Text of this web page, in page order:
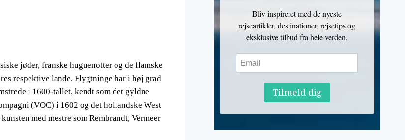
jøder, franske huguenotter og de flamske
respektive lande. Flygtninge har i høj grad
i 1600-tallet, kendt som det gyldne
(VOC) i 1602 og det hollandske West
med mestre som Rembrandt, Vermeer
Bliv inspireret med de nyeste
rejseartikler, destinationer, rejsetips og
eksklusive tilbud fra hele verden.
Tilmeld dig